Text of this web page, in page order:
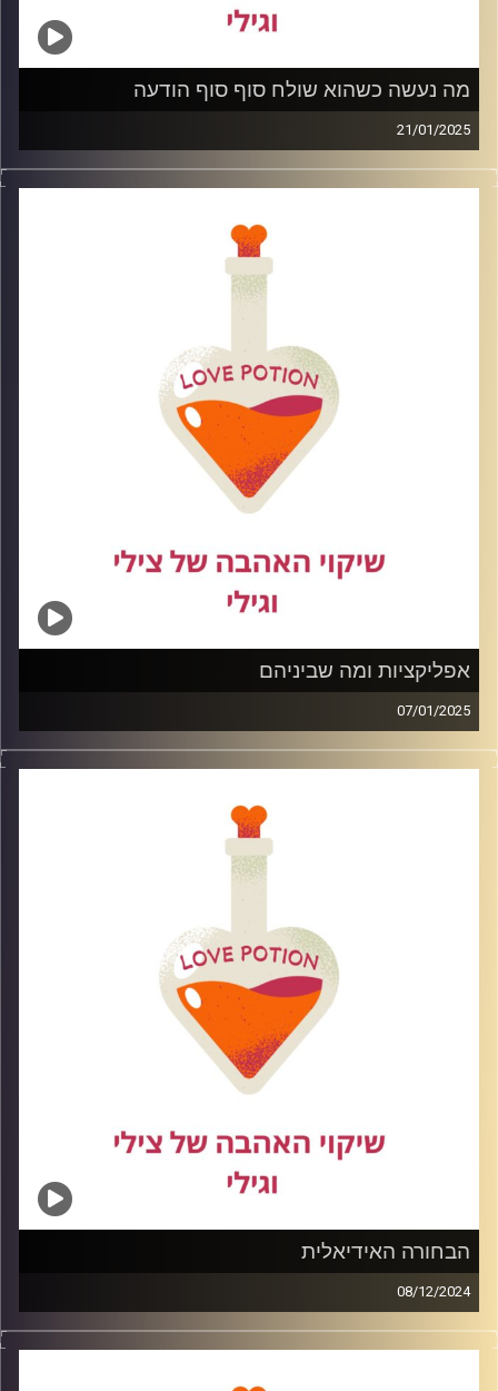
מה נעשה כשהוא שולח סוף סוף הודעה
21/01/2025
הם תמיד חוזרים זהו משפט חוזר שכל אחד ואחת שומעים
בשלב כזה או אחר אחרי סיום קשר אבל איך נתנהל כאשר אנו
סוף סוף מקבלים את ההודעה המיוחלת ?
מה נעשה ולא נעשה ואיך נבין האם ההודעה באמת רלוונטית
אפליקציות ומה שביניהם
07/01/2025
פעם היינו שומעים את הסיפורים על סבתא וסבא איך הם
הכירו בשידוך בפגישה גורלית או אפילו כשכנים בבית הסמוך
אבל ככל שעוברות השנים היכרות בעידן המודרני נעשות
בעיקר ע"י אפליקציות היכרות בפרק נעסוק מהן האפליקציות
הפופולריות,כיצד נתנהל בהן ומה ההשלכות שלהן
הבחורה האידיאלית
08/12/2024
היא יפה חכמה מצחיקה נבונה אבל מה קורה כאשר אנו נותנות
לחוסר ביטחון להאפיל על התכונות הטובות שיש בנו, ואיך הן